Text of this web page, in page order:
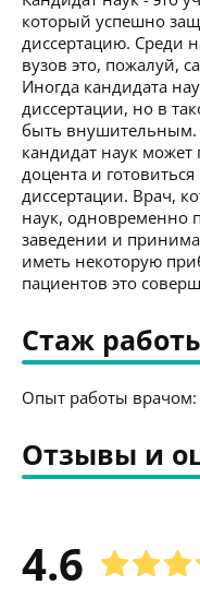
который успешно
диссертацию. Среди
вузов это, пожалуй,
Иногда кандидата
диссертации, но в
быть внушительным.
кандидат наук может
доцента и
диссертации. Врач,
наук, одновременно
заведении и
иметь некоторую
пациентов это
Стаж
Опыт работы врачом:
Отзывы и
4.6